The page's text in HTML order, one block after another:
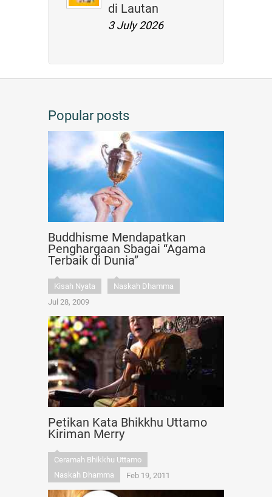
di Lautan
3 July 2026
Popular posts
Buddhisme Mendapatkan
Penghargaan Sbagai “Agama
Terbaik di Dunia”
Kisah Nyata
Naskah Dhamma
Jul 28, 2009
Petikan Kata Bhikkhu Uttamo
Kiriman Merry
Ceramah Bhikkhu Uttamo
Naskah Dhamma
Feb 19, 2011